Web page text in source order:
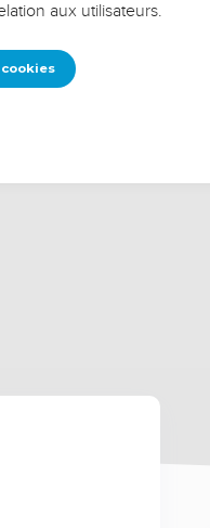
aux utilisateurs.